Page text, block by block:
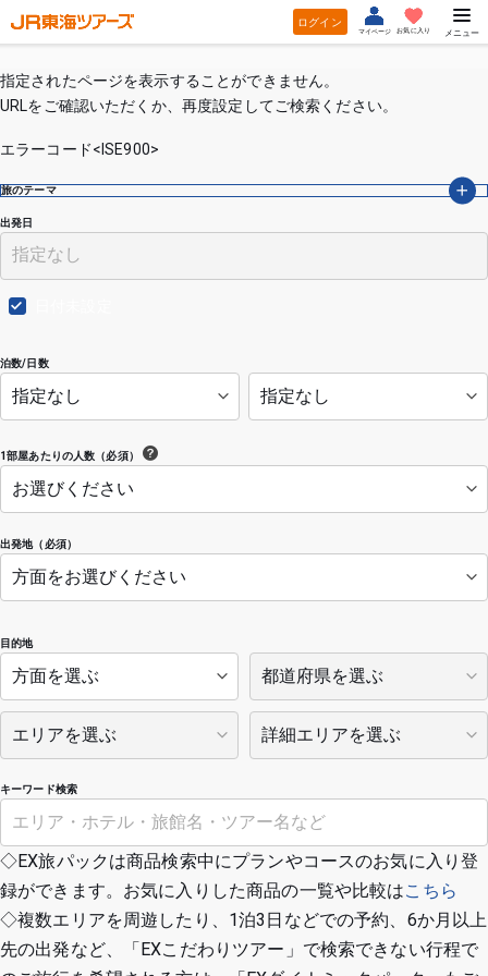
ログイン
マイページ お気に入り メニュー
指定されたページを表示することができません。
URLをご確認いただくか、再度設定してご検索ください。
エラーコード<ISE900>
出発地（必須）
出発日
泊数/日数
1部屋あたりの人数（必須）
目的地
キーワード検索
旅のテーマ
◇EX旅パックは商品検索中にプランやコースのお気に入り登
録ができます。お気に入りした商品の一覧や比較はこちら
◇複数エリアを周遊したり、1泊3日などでの予約、6か月以上
先の出発など、「EXこだわりツアー」で検索できない行程で